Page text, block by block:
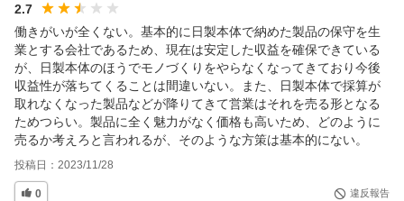
2.7
働きがいが全くない。基本的に日製本体で納めた製品の保守を生
業とする会社であるため、現在は安定した収益を確保できている
が、日製本体のほうでモノづくりをやらなくなってきており今後
収益性が落ちてくることは間違いない。また、日製本体で採算が
取れなくなった製品などが降りてきて営業はそれを売る形となる
ためつらい。製品に全く魅力がなく価格も高いため、どのように
売るか考えろと言われるが、そのような方策は基本的にない。
投稿日： 2023/11/28
0 違反報告